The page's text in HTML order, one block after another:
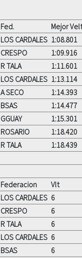
Fed. Mejor
LOS CARDALES 1:08.801
CRESPO 1:09.916
R TALA 1:11.601
LOS CARDALES 1:13.114
A SECO 1:14.393
BSAS 1:14.477
GGUAY 1:15.301
ROSARIO 1:18.420
R TALA 1:18.439
Federacion Vlt
LOS CARDALES 6
CRESPO 6
R TALA 6
LOS CARDALES 6
BSAS 6